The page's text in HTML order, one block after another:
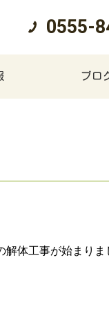
0555-
ブロ
解体工事が始まりま